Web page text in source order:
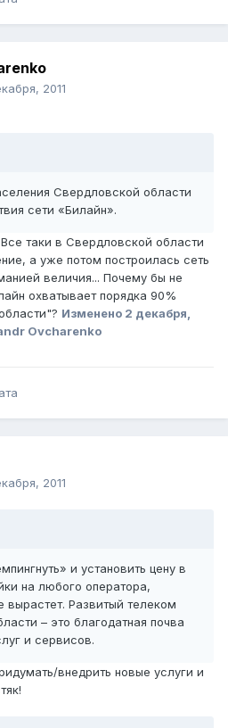
2011
Свердловской области
сети «Билайн».
таки в Свердловской области
а уже потом построилась сеть
величия... Почему бы не
охватывает порядка 90%
Изменено 2 декабря,
Ovcharenko
2011
и установить цену в
на любого оператора,
вырастет. Развитый телеком
– это благодатная почва
и сервисов.
внедрить новые услуги и